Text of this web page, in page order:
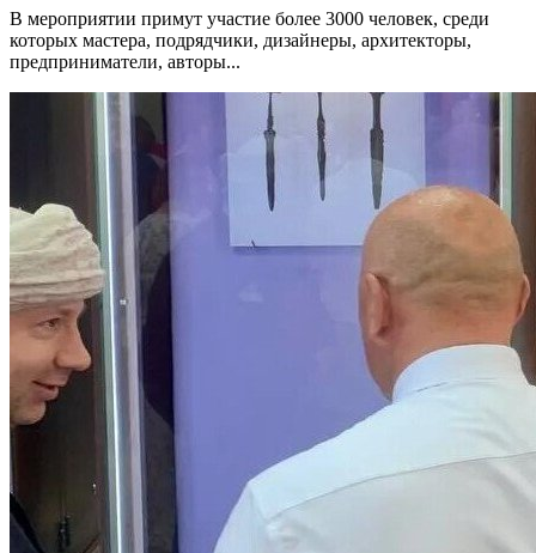
В мероприятии примут участие более 3000 человек, среди
которых мастера, подрядчики, дизайнеры, архитекторы,
предприниматели, авторы...